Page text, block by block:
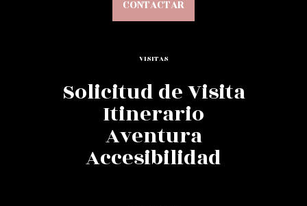
CONTACTAR
VISITAS
Solicitud de Visita
Itinerario
Aventura
Accesibilidad